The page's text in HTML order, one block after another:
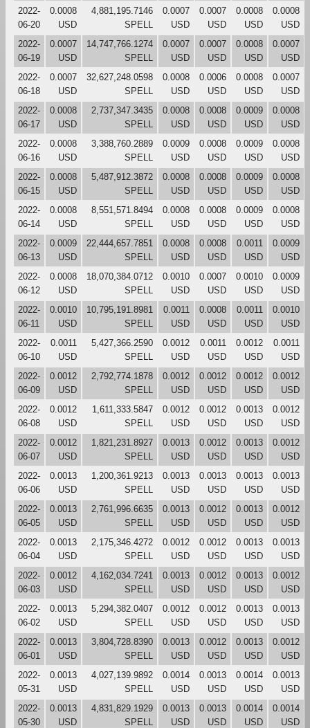
2022-
06-20
0.0008
USD
4,881,195.7146
SPELL
0.0007
USD
0.0007
USD
0.0008
USD
0.0008
USD
2022-
06-19
0.0007
USD
14,747,766.1274
SPELL
0.0007
USD
0.0007
USD
0.0008
USD
0.0007
USD
2022-
06-18
0.0007
USD
32,627,248.0598
SPELL
0.0008
USD
0.0006
USD
0.0008
USD
0.0007
USD
2022-
06-17
0.0008
USD
2,737,347.3435
SPELL
0.0008
USD
0.0008
USD
0.0009
USD
0.0008
USD
2022-
06-16
0.0008
USD
3,388,760.2889
SPELL
0.0009
USD
0.0008
USD
0.0009
USD
0.0008
USD
2022-
06-15
0.0008
USD
5,487,912.3872
SPELL
0.0008
USD
0.0008
USD
0.0009
USD
0.0008
USD
2022-
06-14
0.0008
USD
8,551,571.8494
SPELL
0.0008
USD
0.0008
USD
0.0009
USD
0.0008
USD
2022-
06-13
0.0009
USD
22,444,657.7851
SPELL
0.0008
USD
0.0008
USD
0.0011
USD
0.0009
USD
2022-
06-12
0.0008
USD
18,070,384.0712
SPELL
0.0010
USD
0.0007
USD
0.0010
USD
0.0009
USD
2022-
06-11
0.0010
USD
10,795,191.8981
SPELL
0.0011
USD
0.0008
USD
0.0011
USD
0.0010
USD
2022-
06-10
0.0011
USD
5,427,366.2590
SPELL
0.0012
USD
0.0011
USD
0.0012
USD
0.0011
USD
2022-
06-09
0.0012
USD
2,792,774.1878
SPELL
0.0012
USD
0.0012
USD
0.0012
USD
0.0012
USD
2022-
06-08
0.0012
USD
1,611,333.5847
SPELL
0.0012
USD
0.0012
USD
0.0013
USD
0.0012
USD
2022-
06-07
0.0012
USD
1,821,231.8927
SPELL
0.0013
USD
0.0012
USD
0.0013
USD
0.0012
USD
2022-
06-06
0.0013
USD
1,200,361.9213
SPELL
0.0013
USD
0.0013
USD
0.0013
USD
0.0013
USD
2022-
06-05
0.0013
USD
2,761,996.6635
SPELL
0.0013
USD
0.0012
USD
0.0013
USD
0.0012
USD
2022-
06-04
0.0013
USD
2,175,346.4272
SPELL
0.0012
USD
0.0012
USD
0.0013
USD
0.0013
USD
2022-
06-03
0.0012
USD
4,162,034.7241
SPELL
0.0013
USD
0.0012
USD
0.0013
USD
0.0012
USD
2022-
06-02
0.0013
USD
5,294,382.0407
SPELL
0.0012
USD
0.0012
USD
0.0013
USD
0.0013
USD
2022-
06-01
0.0013
USD
3,804,728.8390
SPELL
0.0013
USD
0.0012
USD
0.0013
USD
0.0012
USD
2022-
05-31
0.0013
USD
4,027,139.9892
SPELL
0.0014
USD
0.0013
USD
0.0014
USD
0.0013
USD
2022-
05-30
0.0013
USD
4,831,829.1929
SPELL
0.0013
USD
0.0013
USD
0.0014
USD
0.0014
USD